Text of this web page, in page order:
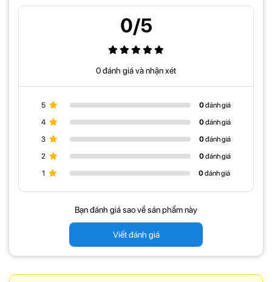
0/5
0 đánh giá và nhận xét
5 0đánh giá
4
0đánh giá
3
0đánh giá
2
0đánh giá
1
0đánh giá
Bạn đánh giá sao về sản phẩm này
Viết đánh giá